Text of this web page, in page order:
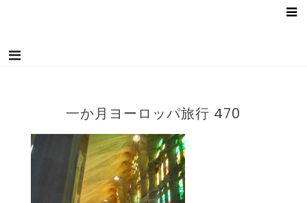
一か月ヨーロッパ旅行 470